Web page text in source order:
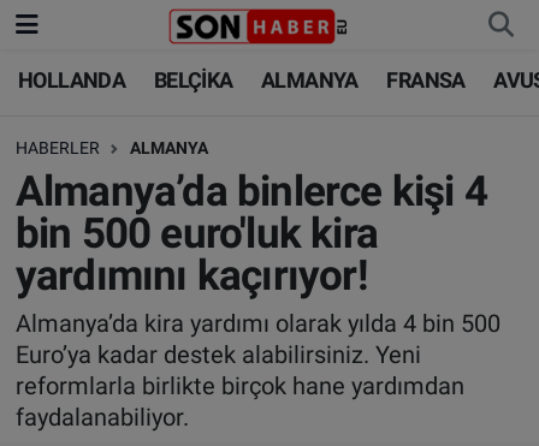
HOLLANDA BELÇİKA ALMANYA FRANSA
HABERLER ALMANYA
Almanya’da binlerce kişi 4
bin 500 euro'luk kira
yardımını kaçırıyor!
Almanya’da kira yardımı olarak yılda 4 bin 500
Euro’ya kadar destek alabilirsiniz. Yeni
reformlarla birlikte birçok hane yardımdan
faydalanabiliyor.
HOLLANDA
BELÇİKA
ALMANYA
FRANSA
AVUSTURYA
SAĞLIK - YAŞAM
HOLLANDA
BELÇİKA
ALMANYA
TÜRKİYE
DÜNYA
BİLİM-TEKNOLOJİ
Nöbetçi Eczaneler
Hava Durumu
Trafik Durumu
Süper Lig Puan Durumu ve Fikstür
Tüm Manşetler
Son Dakika Haberleri